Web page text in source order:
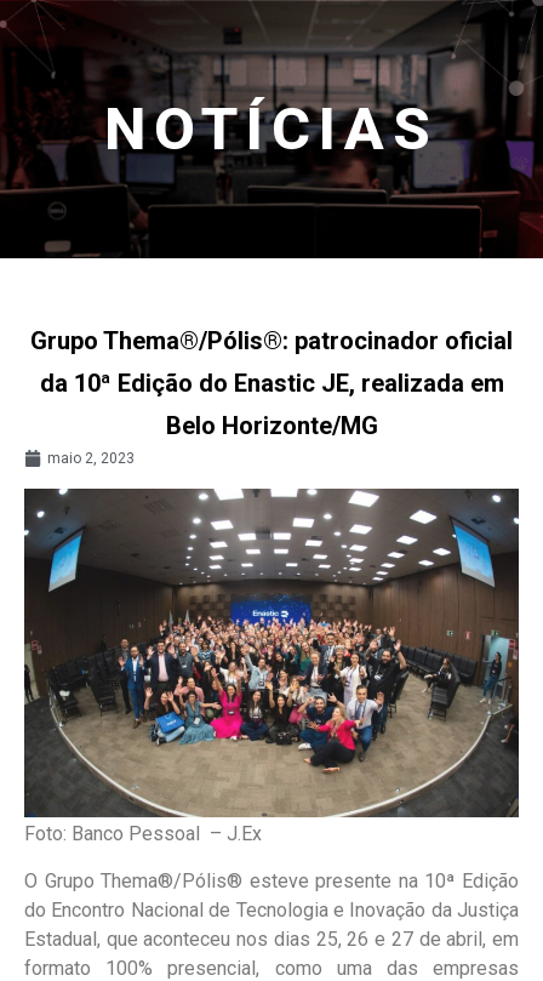
NOTÍCIAS
Grupo Thema®/Pólis®: patrocinador oficial
da 10ª Edição do Enastic JE, realizada em
Belo Horizonte/MG
maio 2, 2023
Foto: Banco Pessoal – J.Ex
O Grupo Thema®/Pólis® esteve presente na 10ª Edição
do Encontro Nacional de Tecnologia e Inovação da Justiça
Estadual, que aconteceu nos dias 25, 26 e 27 de abril, em
formato 100% presencial, como uma das empresas